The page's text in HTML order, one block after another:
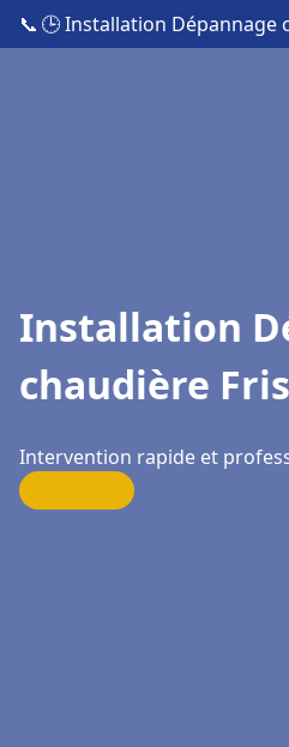
📞 🕒 Installation Dépannage
Installation
chaudière
Intervention rapide et